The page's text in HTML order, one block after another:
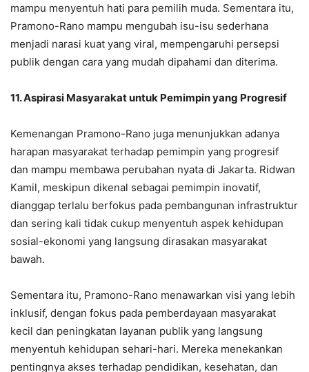
mampu menyentuh hati para pemilih muda. Sementara itu,
Pramono-Rano mampu mengubah isu-isu sederhana
menjadi narasi kuat yang viral, mempengaruhi persepsi
publik dengan cara yang mudah dipahami dan diterima.
11. Aspirasi Masyarakat untuk Pemimpin yang Progresif
Kemenangan Pramono-Rano juga menunjukkan adanya
harapan masyarakat terhadap pemimpin yang progresif
dan mampu membawa perubahan nyata di Jakarta. Ridwan
Kamil, meskipun dikenal sebagai pemimpin inovatif,
dianggap terlalu berfokus pada pembangunan infrastruktur
dan sering kali tidak cukup menyentuh aspek kehidupan
sosial-ekonomi yang langsung dirasakan masyarakat
bawah.
Sementara itu, Pramono-Rano menawarkan visi yang lebih
inklusif, dengan fokus pada pemberdayaan masyarakat
kecil dan peningkatan layanan publik yang langsung
menyentuh kehidupan sehari-hari. Mereka menekankan
pentingnya akses terhadap pendidikan, kesehatan, dan